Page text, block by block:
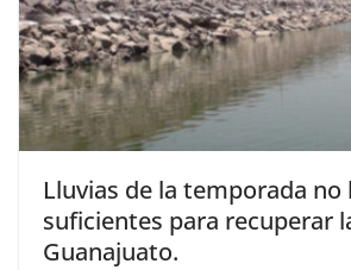
Lluvias de la temporada no
suficientes para recuperar
Guanajuato.